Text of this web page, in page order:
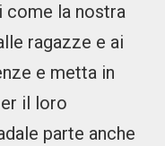
come la nostra
ragazze e ai
e metta in
il loro
parte anche